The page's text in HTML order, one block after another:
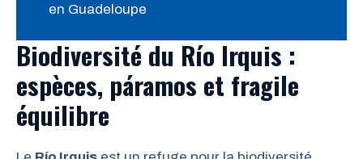
en Guadeloupe
Biodiversité du Río Irquis :
espèces, páramos et fragile
équilibre